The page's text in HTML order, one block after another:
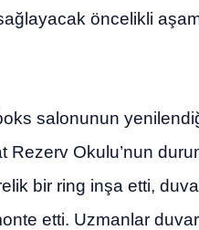
öncelikli
salonunun
Rezerv Okulu’nun
bir ring inşa etti,
etti. Uzmanlar